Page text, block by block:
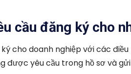
cầu đăng ký cho
cho doanh nghiệp với các
được yêu cầu trong hồ sơ và